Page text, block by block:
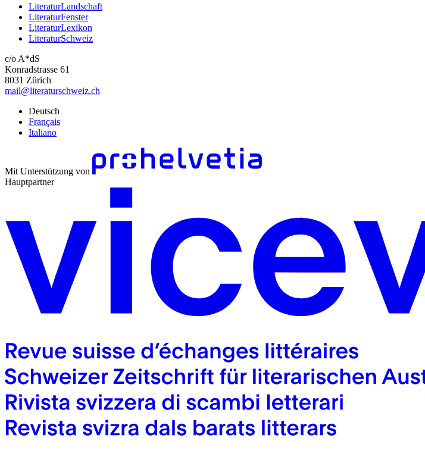
LiteraturLandschaft
LiteraturFenster
LiteraturLexikon
LiteraturSchweiz
c/o A*dS
Konradstrasse 61
8031 Zürich
mail@literaturschweiz.ch
Deutsch
Français
Italiano
Mit Unterstützung von
Hauptpartner